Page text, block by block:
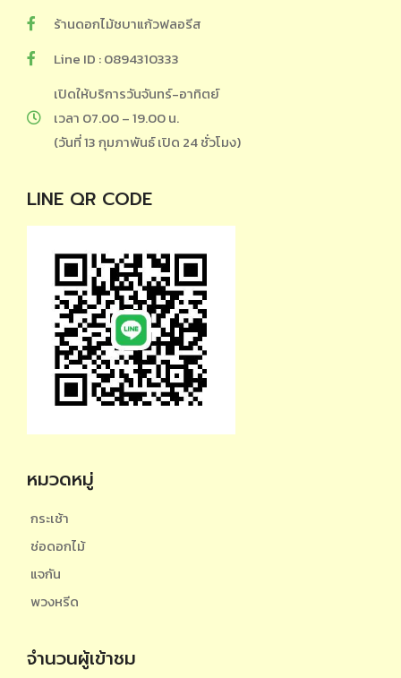
ร้านดอกไม้ชบาแก้วฟลอรีส
Line ID : 0894310333
เปิดให้บริการวันจันทร์-อาทิตย์
เวลา 07.00 – 19.00 น.
(วันที่ 13 กุมภาพันธ์ เปิด 24 ชั่วโมง)
LINE QR CODE
หมวดหมู่
กระเช้า
ช่อดอกไม้
แจกัน
พวงหรีด
จำนวนผู้เข้าชม